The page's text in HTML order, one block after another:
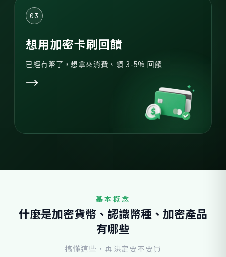
03
想用加密卡刷回饋
已經有幣了，想拿來消費、領 3-5% 回饋
→
基本概念
什麼是加密貨幣、認識幣種、加密產品
有哪些
搞懂這些，再決定要不要買